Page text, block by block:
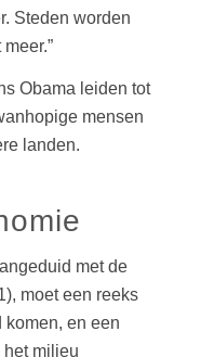
Steden worden
Obama leiden tot
mensen
landen.
met de
moet een reeks
en een
milieu